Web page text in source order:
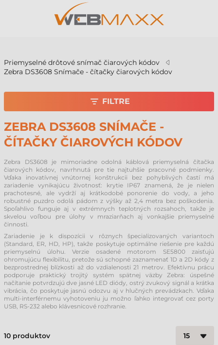
Priemyselné drôtové snímač čiarových kódov
Zebra DS3608 Snímače - čítačky čiarových kódov
ZEBRA DS3608 SNÍMAČE -
ČÍTAČKY ČIAROVÝCH KÓDOV
Zebra DS3608 je mimoriadne odolná káblová priemyselná čítačka
čiarových kódov, navrhnutá pre tie najtuhšie pracovné podmienky.
Vďaka inovatívnej vnútornej konštrukcii bez pohyblivých častí má
zariadenie vynikajúcu životnosť: krytie IP67 znamená, že je nielen
prachotesné, ale vydrží aj krátkodobé ponorenie do vody, a jeho
robustné puzdro odolá pádom z výšky až 2,4 metra bez poškodenia.
Spoľahlivo funguje aj v extrémnych teplotných rozsahoch, takže je
skvelou voľbou pre úlohy v mraziarňach aj vonkajšie priemyselné
činnosti.
Zariadenie je k dispozícii v rôznych špecializovaných variantoch
(Standard, ER, HD, HP), takže poskytuje optimálne riešenie pre každú
priemyselnú úlohu. Verzie osadené motorom SE5800 zaisťujú
ohromujúcu flexibilitu, pretože sú schopné zaznamenať 1D a 2D kódy z
bezprostrednej blízkosti až do vzdialenosti 21 metrov. Efektívnu prácu
podporuje praktický trojitý systém spätnej väzby Zebra: úspešné
načítanie potvrdzujú dve jasné LED diódy, ostrý zvukový signál a krátka
vibrácia, čo poskytuje jasnú odozvu aj v hlučných prevádzkach. Vďaka
multi-interférnemu vyhotoveniu ju možno ľahko integrovať cez porty
USB, RS-232 alebo klávesnicové rozhranie.
10 produktov
FILTRE